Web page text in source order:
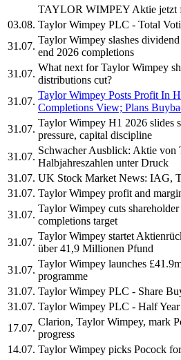
TAYLOR WIMPEY Aktie jetzt
03.08. Taylor Wimpey PLC - Total
31.07.
Taylor Wimpey slashes
end 2026 completions
31.07.
What next forTaylor Wimpey
distributions cut?
31.07.
Taylor Wimpey Posts Profit In
Completions View; Plans
31.07.
Taylor Wimpey H1 2026 slides
pressure, capital discipline
31.07.
Schwacher Ausblick: Aktie von
Halbjahreszahlen unter Druck
31.07. UK Stock Market News: IAG,
31.07. Taylor Wimpey profit and
31.07.
Taylor Wimpey cuts
completions target
31.07.
Taylor Wimpey startet
über 41,9 Millionen Pfund
31.07.
Taylor Wimpey launches
programme
31.07. Taylor Wimpey PLC - Share
31.07. Taylor Wimpey PLC - Half
17.07.
Clarion, Taylor Wimpey, mark
progress
14.07. Taylor Wimpey picks Pocock